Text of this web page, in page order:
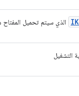
الذي سيتم تحميل المفتاح
التشغيل